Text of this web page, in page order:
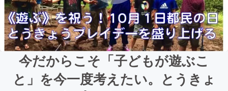
今だからこそ「子どもが遊ぶこ
と」を今一度考えたい。とうきょ